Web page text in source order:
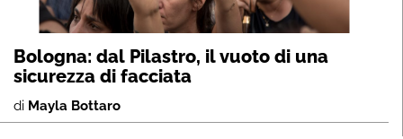
Bologna: dal Pilastro, il vuoto di una
sicurezza di facciata
di Mayla Bottaro